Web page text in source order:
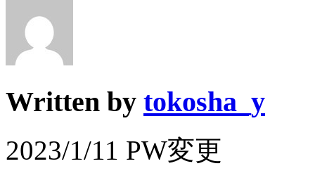
Written by tokosha_y
2023/1/11 PW変更